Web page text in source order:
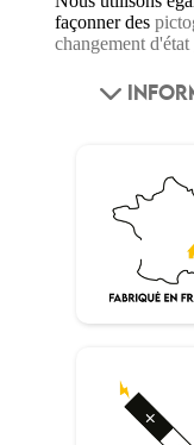
façonner des
changement d'état